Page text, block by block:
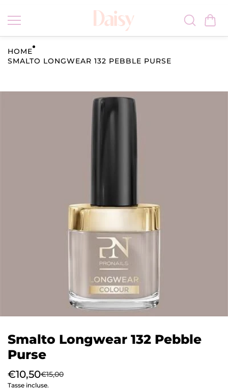
uto
HOME
SMALTO LONGWEAR 132 PEBBLE PURSE
Smalto Longwear 132 Pebble
Purse
€10,50€15,00
Tasse incluse.